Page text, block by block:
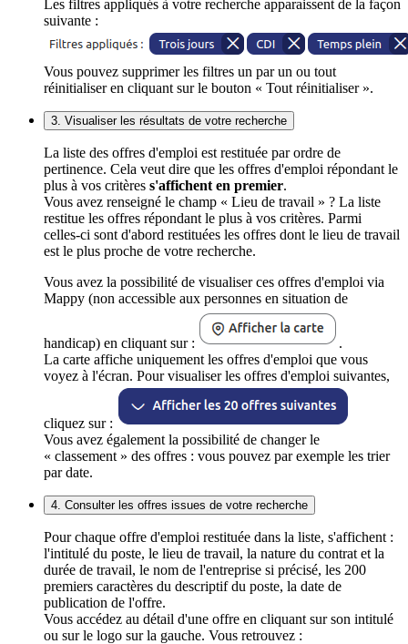
Les filtres appliqués à votre recherche apparaissent de la façon
suivante :
Vous pouvez supprimer les filtres un par un ou tout
réinitialiser en cliquant sur le bouton « Tout réinitialiser ».
3. Visualiser les résultats de votre recherche
La liste des offres d'emploi est restituée par ordre de
pertinence. Cela veut dire que les offres d'emploi répondant le
plus à vos critères s'affichent en premier.
Vous avez renseigné le champ « Lieu de travail » ? La liste
restitue les offres répondant le plus à vos critères. Parmi
celles-ci sont d'abord restituées les offres dont le lieu de travail
est le plus proche de votre recherche.
Vous avez la possibilité de visualiser ces offres d'emploi via
Mappy (non accessible aux personnes en situation de
handicap) en cliquant sur :
.
La carte affiche uniquement les offres d'emploi que vous
voyez à l'écran. Pour visualiser les offres d'emploi suivantes,
cliquez sur :
Vous avez également la possibilité de changer le
« classement » des offres : vous pouvez par exemple les trier
par date.
4. Consulter les offres issues de votre recherche
Pour chaque offre d'emploi restituée dans la liste, s'affichent :
l'intitulé du poste, le lieu de travail, la nature du contrat et la
durée de travail, le nom de l'entreprise si précisé, les 200
premiers caractères du descriptif du poste, la date de
publication de l'offre.
Vous accédez au détail d'une offre en cliquant sur son intitulé
ou sur le logo sur la gauche. Vous retrouvez :